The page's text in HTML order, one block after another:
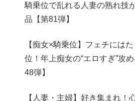
騎乗位で乱れる人妻の熟れ技
品【第81弾】
【痴女×騎乗位】フェチには
位！年上痴女の“エロすぎ”攻
48弾】
【人妻・主婦】好き集まれ！